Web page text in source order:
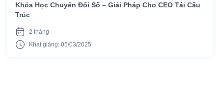
Khóa Học Chuyển Đổi Số – Giải Pháp Cho CEO Tái Cấu
Trúc
2 tháng
Khai giảng: 05/03/2025